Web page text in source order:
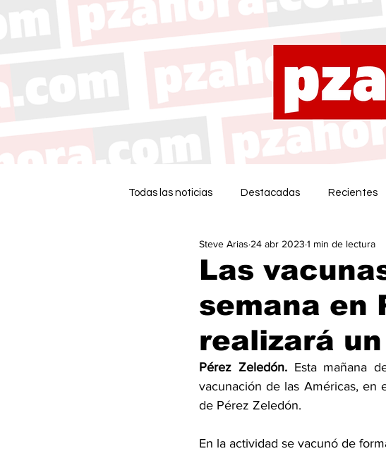
Todas las noticias Destacadas Recientes
Las
semana en
realizará
Steve Arias 24 abr 2023 1 min de lectura
Pérez Zeledón. Esta mañana
vacunación de las Américas, en
de Pérez Zeledón.
En la actividad se vacunó de